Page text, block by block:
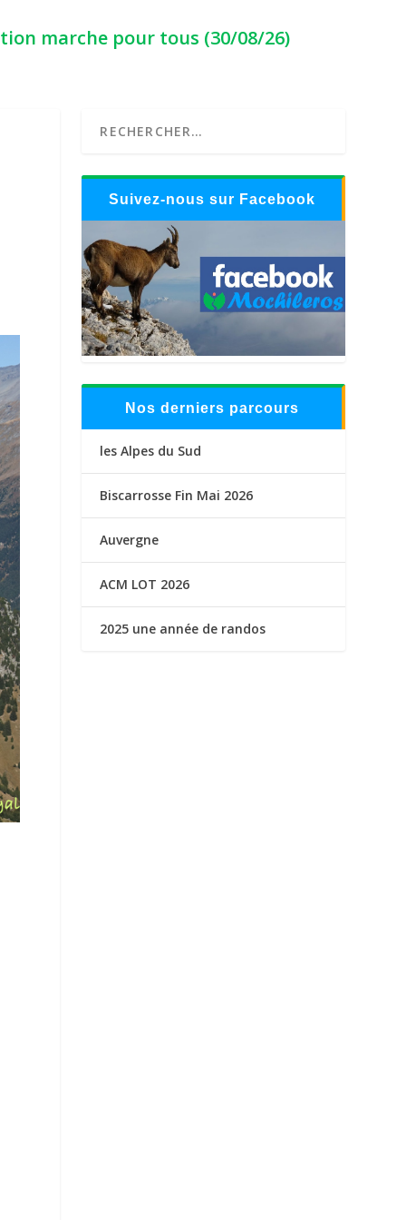
marche pour tous (30/08/26)
Suivez-nous sur Facebook
Nos derniers parcours
les Alpes du Sud
Biscarrosse Fin Mai 2026
Auvergne
ACM LOT 2026
2025 une année de randos